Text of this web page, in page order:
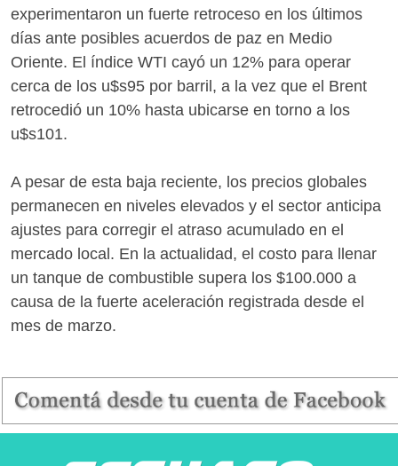
experimentaron un fuerte retroceso en los últimos
días ante posibles acuerdos de paz en Medio
Oriente. El índice WTI cayó un 12% para operar
cerca de los u$s95 por barril, a la vez que el Brent
retrocedió un 10% hasta ubicarse en torno a los
u$s101.
A pesar de esta baja reciente, los precios globales
permanecen en niveles elevados y el sector anticipa
ajustes para corregir el atraso acumulado en el
mercado local. En la actualidad, el costo para llenar
un tanque de combustible supera los $100.000 a
causa de la fuerte aceleración registrada desde el
mes de marzo.